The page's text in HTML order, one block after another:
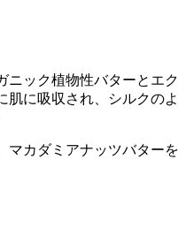
ニック植物性バターとエク
肌に吸収され、シルクのよ
マカダミアナッツバターを